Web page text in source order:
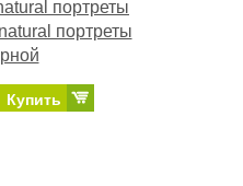
портреты
портреты
Купить